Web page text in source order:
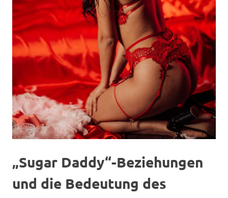
„Sugar Daddy“-Beziehungen
und die Bedeutung des